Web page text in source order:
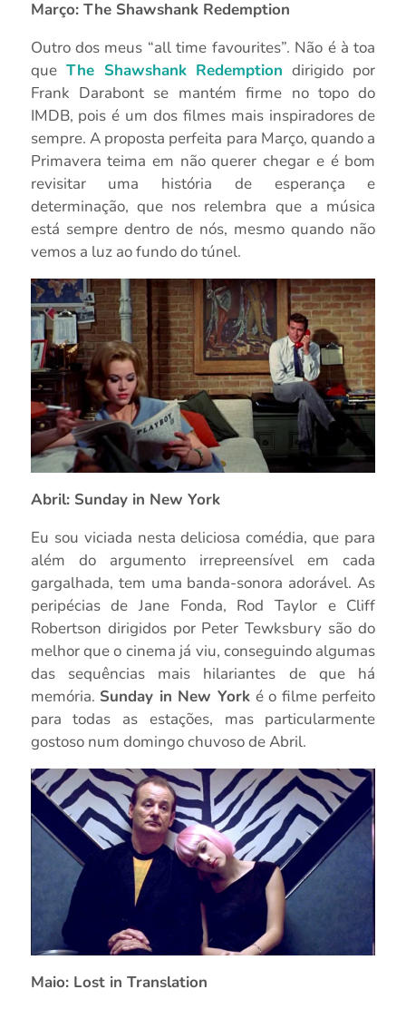
Março: The Shawshank Redemption
Outro dos meus “all time favourites”. Não é à toa
que The Shawshank Redemption dirigido por
Frank Darabont se mantém firme no topo do
IMDB, pois é um dos filmes mais inspiradores de
sempre. A proposta perfeita para Março, quando a
Primavera teima em não querer chegar e é bom
revisitar uma história de esperança e
determinação, que nos relembra que a música
está sempre dentro de nós, mesmo quando não
vemos a luz ao fundo do túnel.
Abril: Sunday in New York
Eu sou viciada nesta deliciosa comédia, que para
além do argumento irrepreensível em cada
gargalhada, tem uma banda-sonora adorável. As
peripécias de Jane Fonda, Rod Taylor e Cliff
Robertson dirigidos por Peter Tewksbury são do
melhor que o cinema já viu, conseguindo algumas
das sequências mais hilariantes de que há
memória. Sunday in New York é o filme perfeito
para todas as estações, mas particularmente
gostoso num domingo chuvoso de Abril.
Maio: Lost in Translation